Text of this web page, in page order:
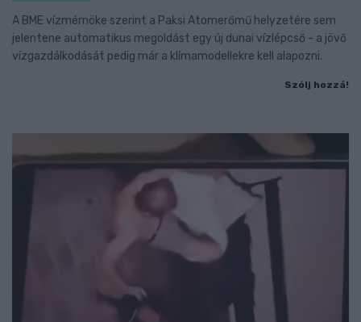
A BME vízmérnöke szerint a Paksi Atomerőmű helyzetére sem
jelentene automatikus megoldást egy új dunai vízlépcső - a jövő
vízgazdálkodását pedig már a klímamodellekre kell alapozni.
Szólj hozzá!